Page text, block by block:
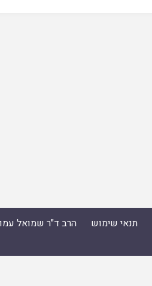
תנאי שימוש
הרב ד"ר שמואל